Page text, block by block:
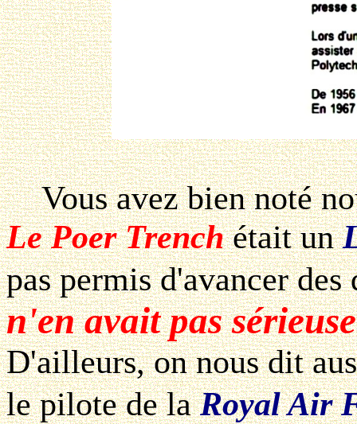
Vous avez bien noté
Le Poer Trenchétait un
pas permis d'avancer
n'en avait pas
D'ailleurs, on nous dit
le pilote de laRoyal Air